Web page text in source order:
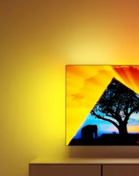
prehrávač umožňuje
- umožňuje zdieľať
modeloch)
- k dispozícii máte
a ďalších.